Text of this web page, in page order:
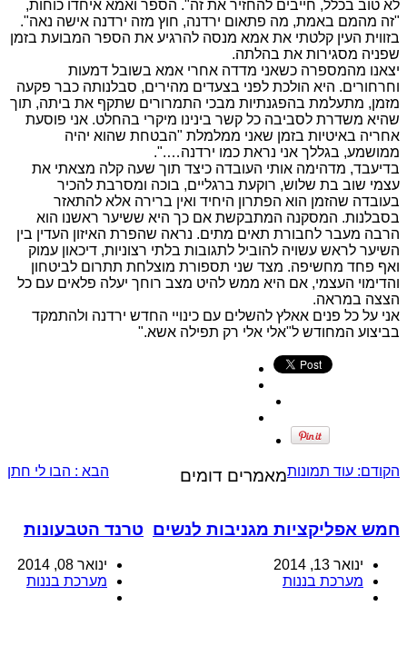
לא טוב בכלל, חייבים להחזיר את זה". הספר ואמא איחדו כוחות,
"זה מהמם באמת, מה פתאום ירדנה, חוץ מזה ירדנה אישה נאה".
בזווית העין קלטתי את אמא מנסה להרגיע את הספר המבועת בזמן
שפניה מסגירות את בהלתה.
יצאנו מהמספרה כשאני מדדה אחרי אמא בשובל דמעות
וחרחורים. היא הולכת לפני בצעדים מהירים, סבלנותה כבר פקעה
מזמן, מתעלמת בהפגנתיות מבכי התמרורים שתקף את ביתה, תוך
שהיא משדרת לסביבה כל קשר בינינו מיקרי בהחלט. אני פוסעת
אחריה באיטיות בזמן שאני ממלמלת "הבטחת שהוא יהיה
ממושמע, בגללך אני נראת כמו ירדנה….".
בדיעבד, מדהימה אותי העובדה כיצד תוך שעה קלה מצאתי את
עצמי שוב בת שלוש, רוקעת ברגליים, בוכה ומסרבת להכיר
בעובדה שהזמן הוא הפתרון היחיד ואין ברירה אלא להתאזר
בסבלנות. המסקנה המתבקשת אם כך היא ששיער ראשנו הוא
הרבה מעבר לחבורת תאים מתים. נראה שהפרת האיזון העדין בין
השיער לראש עשויה להוביל לתגובות בלתי רצוניות, דיכאון עמוק
ואף פחד מחשיפה. מצד שני תספורת מוצלחת תתרום לביטחון
והדימוי העצמי, אם היא ממש להיט מצב רוחך יעלה פלאים עם כל
הצצה במראה.
אני על כל פנים אאלץ להשלים עם כינויי החדש ירדנה ולהתמקד
בביצוע המחודש ל"אלי אלי רק תפילה אשא."
הקודם: עוד תמונות הבא : הבו לי חתן מאמרים דומים
חמש אפליקציות מגניבות לנשים
ינואר 13, 2014
מערכת בננות
טרנד הטבעונות
ינואר 08, 2014
מערכת בננות